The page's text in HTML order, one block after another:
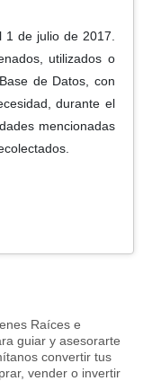
de julio de 2017.
utilizados o
de Datos, con
durante el
mencionadas
Raíces e
guiar y asesorarte
convertir tus
vender o invertir